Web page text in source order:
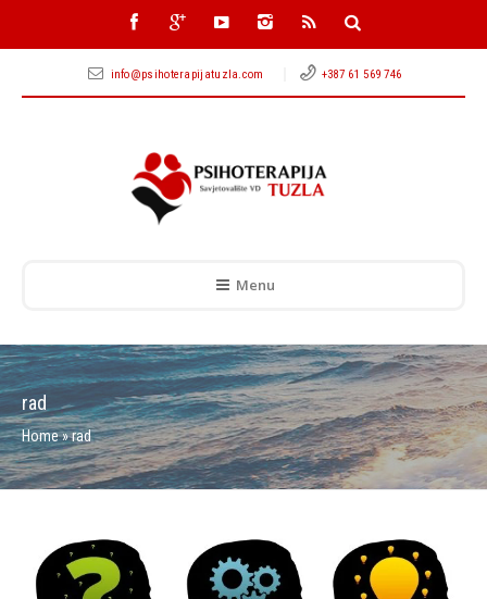
info@psihoterapijatuzla.com +387 61 569 746
Menu
rad
Home»rad